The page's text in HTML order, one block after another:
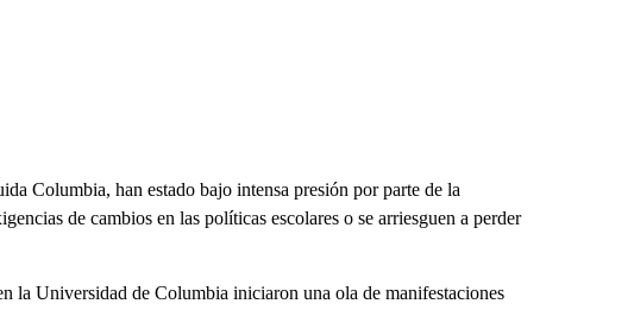
Columbia, han estado bajo intensa presión por parte de la
de cambios en las políticas escolares o se arriesguen a perder
la Universidad de Columbia iniciaron una ola de manifestaciones